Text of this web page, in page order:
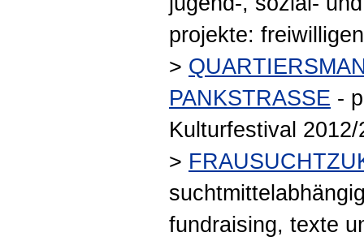
projekte:
>
PANKSTRASSE -
Kulturfestival 2012/
>
fundraising, texte